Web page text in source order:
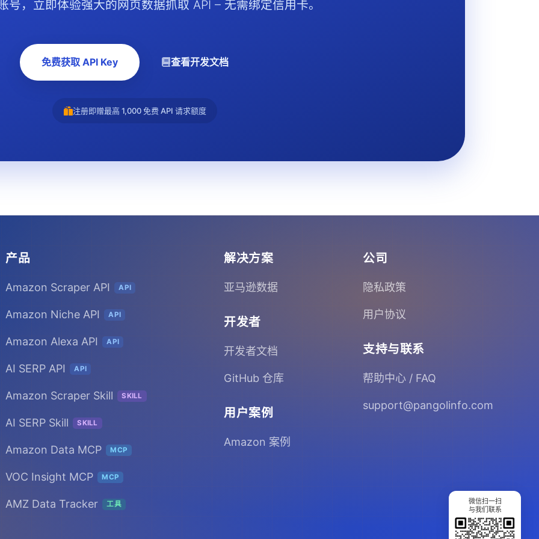
号，立即体验强大的网页数据抓取 API – 无需绑定信用卡。
免费获取 API Key 查看开发文档
注册即赠最高 1,000 免费 API 请求额度
产品
Amazon Scraper API API
Amazon Niche API API
Amazon Alexa API API
AI SERP API API
Amazon Scraper Skill SKILL
AI SERP Skill SKILL
Amazon Data MCP MCP
VOC Insight MCP MCP
AMZ Data Tracker 工具
解决方案
亚马逊数据
开发者
开发者文档
GitHub 仓库
用户案例
Amazon 案例
公司
隐私政策
用户协议
支持与联系
帮助中心 / FAQ
support@pangolinfo.com
微信扫一扫
与我们联系